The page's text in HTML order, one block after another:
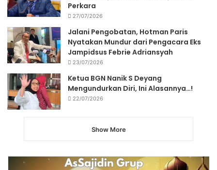
Perkara
27/07/2026
Jalani Pengobatan, Hotman Paris
Nyatakan Mundur dari Pengacara Eks
Jampidsus Febrie Adriansyah
23/07/2026
Ketua BGN Nanik S Deyang
Mengundurkan Diri, Ini Alasannya…!
22/07/2026
Show More